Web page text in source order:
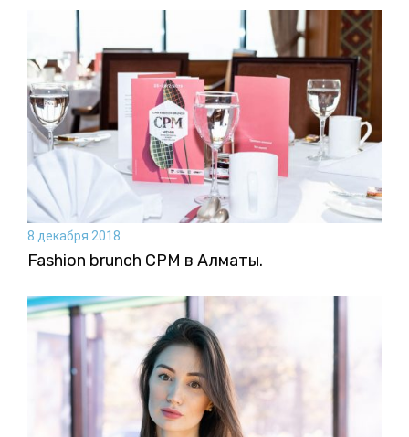
8 декабря 2018
Fashion brunch CPM в Алматы.